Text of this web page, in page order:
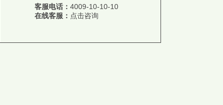
客服电话： 4009-10-10-10
在线客服： 点击咨询